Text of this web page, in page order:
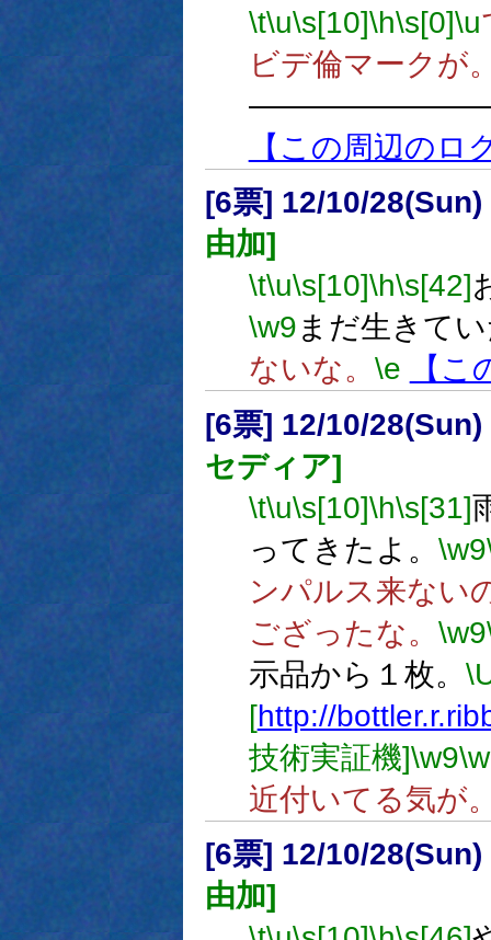
\t\u\s[10]\h\s[0]\u
ビデ倫マークが
【この周辺のロ
[6票] 12/10/
由加]
\t\u\s[10]\h\s[42]
\w9まだ生きて
ないな。 \e
【
[6票] 12/10/
セディア]
\t\u\s[10]\h\s[31]
ってきたよ。 \w9
ンパルス来ない
ござったな。 \w9
示品から１枚。
[http://
技術実証機]\w9
近付いてる気が
[6票] 12/10/
由加]